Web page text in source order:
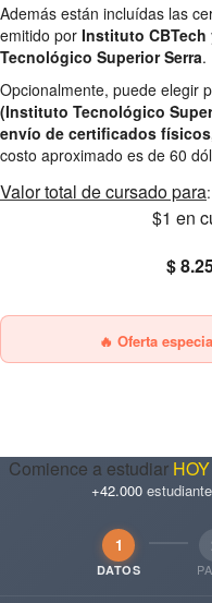
Además están incluídas las
emitido por Instituto CBTech
Tecnológico Superior Serra.
Opcionalmente, puede elegir
(Instituto Tecnológico
envío de certificados
costo aproximado es de 60
Valor total de cursado para:
$1 en
$
🔥 Oferta
Comience a estudiar HOY
+42.000
1
DATOS